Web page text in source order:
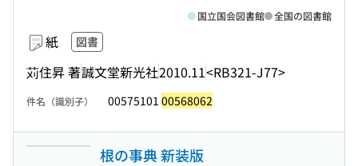
紙 図書
苅住昇 著誠文堂新光社2010.11<RB321-J77>
国立国会図書館 全国の図書館
件名（識別子） 00575101 00568062
根の事典 新装版